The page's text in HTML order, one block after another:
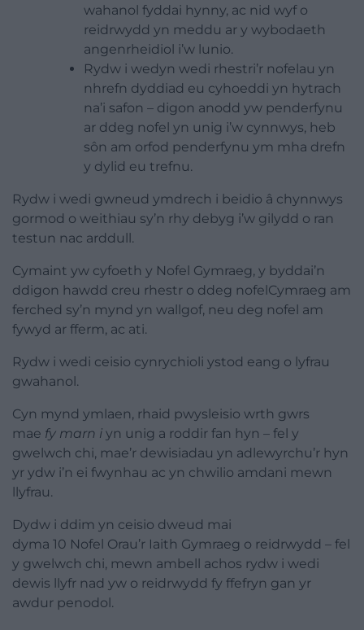
wahanol fyddai hynny, ac nid wyf o
reidrwydd yn meddu ar y wybodaeth
angenrheidiol i’w lunio.
Rydw i wedyn wedi rhestri’r nofelau yn
nhrefn dyddiad eu cyhoeddi yn hytrach
na’i safon – digon anodd yw penderfynu
ar ddeg nofel yn unig i’w cynnwys, heb
sôn am orfod penderfynu ym mha drefn
y dylid eu trefnu.
Rydw i wedi gwneud ymdrech i beidio â chynnwys
gormod o weithiau sy’n rhy debyg i’w gilydd o ran
testun nac arddull.
Cymaint yw cyfoeth y Nofel Gymraeg, y byddai’n
ddigon hawdd creu rhestr o ddeg nofel Cymraeg am
ferched sy’n mynd yn wallgof, neu deg nofel am
fywyd ar fferm, ac ati.
Rydw i wedi ceisio cynrychioli ystod eang o lyfrau
gwahanol.
Cyn mynd ymlaen, rhaid pwysleisio wrth gwrs
mae fy marn i yn unig a roddir fan hyn – fel y
gwelwch chi, mae’r dewisiadau yn adlewyrchu’r hyn
yr ydw i’n ei fwynhau ac yn chwilio amdani mewn
llyfrau.
Dydw i ddim yn ceisio dweud mai
dyma 10 Nofel Orau’r Iaith Gymraeg o reidrwydd – fel
y gwelwch chi, mewn ambell achos rydw i wedi
dewis llyfr nad yw o reidrwydd fy ffefryn gan yr
awdur penodol.